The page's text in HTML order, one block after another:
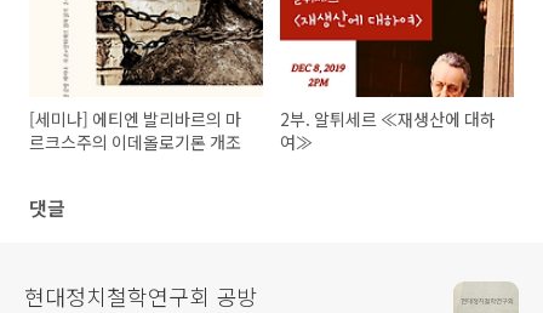
[세미나] 에티엔 발리바르의 마
르크스주의 이데올로기론 개조
2부. 알튀세르 ≪재생산에 대하
여≫
댓글
현대정치철학연구회 공방